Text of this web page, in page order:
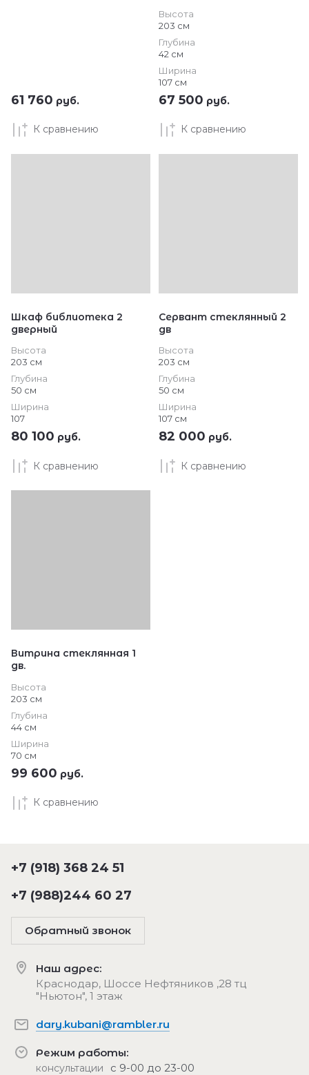
61 760 руб.
К сравнению
Высота
203 см
Глубина
42 см
Ширина
107 см
67 500 руб.
К сравнению
Шкаф библиотека 2
дверный
Высота
203 см
Глубина
50 см
Ширина
107
80 100 руб.
К сравнению
Сервант стеклянный 2
дв
Высота
203 см
Глубина
50 см
Ширина
107 см
82 000 руб.
К сравнению
Витрина стеклянная 1
дв.
Высота
203 см
Глубина
44 см
Ширина
70 см
99 600 руб.
К сравнению
+7 (918) 368 24 51
+7 (988)244 60 27
Обратный звонок
Наш адрес:
Краснодар, Шоссе Нефтяников ,28 тц
"Ньютон", 1 этаж
dary.kubani@rambler.ru
Режим работы:
консультации с 9-00 до 23-00